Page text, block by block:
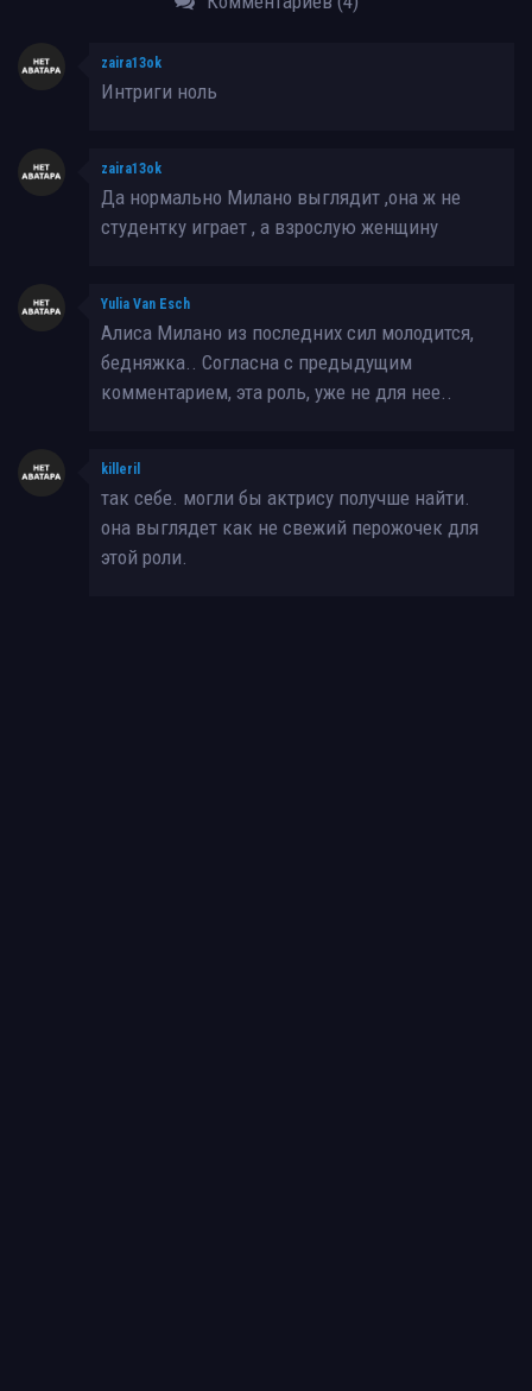
zaira13ok
Интриги ноль
zaira13ok
Да нормально Милано выглядит ,она ж не
студентку играет , а взрослую женщину
Yulia Van Esch
Алиса Милано из последних сил молодится,
бедняжка.. Согласна с предыдущим
комментарием, эта роль, уже не для нее..
killeril
так себе. могли бы актрису получше найти.
она выглядет как не свежий перожочек для
этой роли.